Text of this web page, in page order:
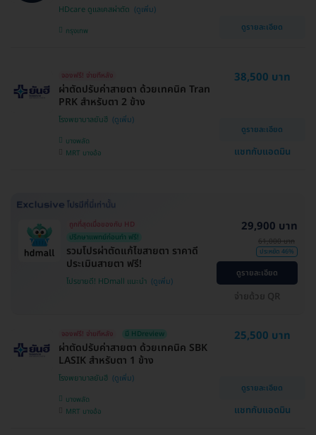
HDcare ดูแลเคสผ่าตัด
กรุงเทพ ดูรายละเอียด
จองฟรี! จ่ายทีหลัง
ผ่าตัดปรับค่าสายตา ด้วยเทคนิค Tran
PRK สำหรับตา 2 ข้าง
โรงพยาบาลยันฮี
บางพลัด
MRT บางอ้อ
38,500 บาท
ดูรายละเอียด
แชทกับแอดมิน
ถูกที่สุดเมื่อของกับ HD
ปรึกษาแพทย์ก่อนทำ ฟรี!
รวมโปรผ่าตัดแก้ไขสายตา ราคาดี
ประเมินสายตา ฟรี!
โปรขายดี! HDmall แนะนำ
29,900 บาท
61,000 บาท
ประหยัด 46%
ดูรายละเอียด
จองฟรี! จ่ายทีหลัง มี HDreview
ผ่าตัดปรับค่าสายตา ด้วยเทคนิค SBK
LASIK สำหรับตา 1 ข้าง
โรงพยาบาลยันฮี
บางพลัด
MRT บางอ้อ
25,500 บาท
ดูรายละเอียด
แชทกับแอดมิน